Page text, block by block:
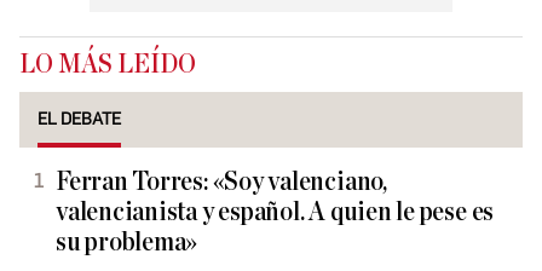
LO MÁS LEÍDO
EL DEBATE
Ferran Torres: «Soy valenciano,
valencianista y español. A quien le pese es
su problema»